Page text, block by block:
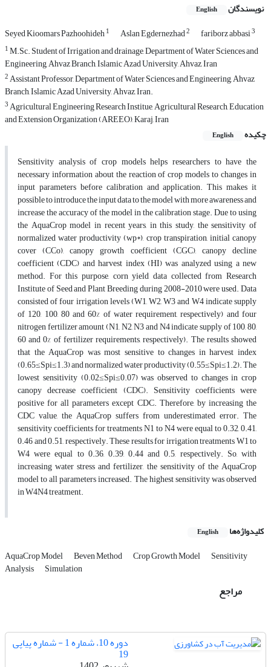
نویسندگان English
Seyed Kioomars Pazhoohideh1 Aslan Egdernezhad2 fariborz abbasi3
1M.Sc. Student of Irrigation and drainage, Department of Water Sciences and
Engineering, Ahvaz Branch, Islamic Azad University, Ahvaz, Iran
2Assistant Professor, Department of Water Sciences and Engineering, Ahvaz
Branch, Islamic Azad University, Ahvaz, Iran.
3Agricultural Engineering Research Institue, Agricultural Research, Education
and Extension Organization (AREEO), Karaj, Iran
چکیده
English
Sensitivity analysis of crop models helps researchers to have the
necessary information about the reaction of crop models to changes in
input parameters before calibration and application. This makes it
possible to introduce the input data to the model with more awareness and
increase the accuracy of the model in the calibration stage. Due to using
the AquaCrop model in recent years, in this study, the sensitivity of
normalized water productivity (wp*), crop transpiration, initial canopy
cover (CCo), canopy growth coefficient (CGC), canopy decline
coefficient (CDC) and harvest index (HI) was analyzed using a new
method. For this purpose, corn yield data collected from Research
Institute of Seed and Plant Breeding during 2008-2010 were used. Data
consisted of four irrigation levels (W1, W2, W3 and W4 indicate supply
of 120, 100, 80 and 60% of water requirement, respectively) and four
nitrogen fertilizer amount (N1, N2, N3 and N4 indicate supply of 100, 80,
60 and 0% of fertilizer requirements, respectively). The results showed
that the AquaCrop was most sensitive to changes in harvest index
(0.65≤Spi≤1.3) and normalized water productivity (0.55≤Spi≤1.2). The
lowest sensitivity (0.02≤Spi≤0.07) was observed to changes in crop
canopy decrease coefficient (CDC). Sensitivity coefficients were
positive for all parameters except CDC. Therefore, by increasing the
CDC value, the AquaCrop suffers from underestimated error. The
sensitivity coefficients for treatments N1 to N4 were equal to 0.32, 0.41,
0.46 and 0.51, respectively. These results for irrigation treatments W1 to
W4 were equal to 0.36, 0.39, 0.44 and 0.5, respectively. So, with
increasing water stress and fertilizer, the sensitivity of the AquaCrop
model to all parameters increased. The highest sensitivity was observed
in W4N4 treatment.
کلیدواژه‌ها English
AquaCrop Model Beven Method Crop Growth Model Sensitivity
Analysis Simulation
مراجع
دوره 10، شماره 1 - شماره پیاپی
19